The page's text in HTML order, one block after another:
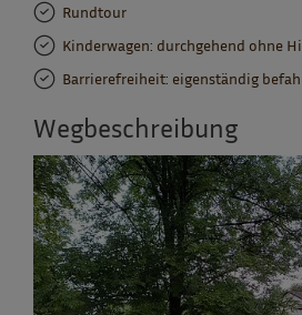
Rundtour
Kinderwagen: durchgehend ohne
Barrierefreiheit: eigenständig
Wegbeschreibung